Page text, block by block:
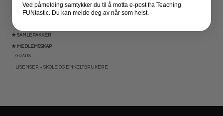
★ SPILL
★ SAMLEPAKKER
★ MEDLEMSSKAP
GRATIS
LISENSER – SKOLE OG ENKELTBRUKERE
Ved påmelding samtykker du til å motta e-post fra Teaching
FUNtastic. Du kan melde deg av når som helst.